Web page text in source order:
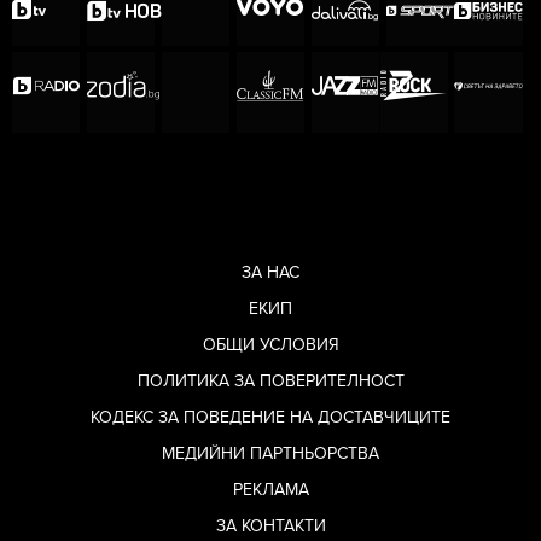
четиризнаците се прибират в добро здраве у
и сестри.
ЗА НАС
ЕКИП
ОБЩИ УСЛОВИЯ
ПОЛИТИКА ЗА ПОВЕРИТЕЛНОСТ
КОДЕКС ЗА ПОВЕДЕНИЕ НА ДОСТАВЧИЦИТЕ
МЕДИЙНИ ПАРТНЬОРСТВА
РЕКЛАМА
ЗА КОНТАКТИ